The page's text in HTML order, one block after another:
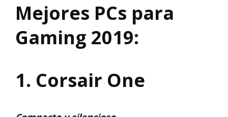
Mejores PCs para
Gaming 2019:
1. Corsair One